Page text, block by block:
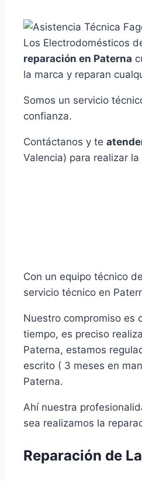
Los Electrodomésticos
reparación en Paterna
la marca y reparan
Somos un servicio
confianza.
Contáctanos y te
Valencia) para realizar
Con un equipo técnico
servicio técnico en
Nuestro compromiso es
tiempo, es preciso
Paterna, estamos
escrito ( 3 meses en
Paterna.
Ahí nuestra
sea realizamos la
Reparación de